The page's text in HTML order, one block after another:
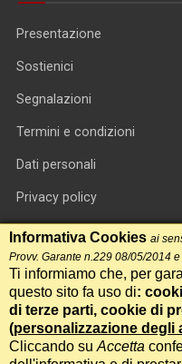
Presentazione
Sostienici
Segnalazioni
Termini e condizioni
Dati personali
Privacy policy
Informativa cookie
RSS feed
RSS Top News
Contatti
Informativa Cookies ai
Provv. Garante n.229 08/05/2014
Ti informiamo che, per
questo sito fa uso di:
di terze parti, cookie di
(personalizzazione degli
Cliccando su Accetta